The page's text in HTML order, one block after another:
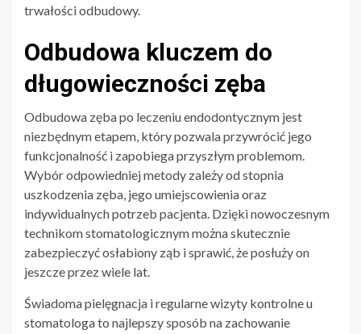
trwałości odbudowy.
Odbudowa kluczem do
długowieczności zęba
Odbudowa zęba po leczeniu endodontycznym jest
niezbędnym etapem, który pozwala przywrócić jego
funkcjonalność i zapobiega przyszłym problemom.
Wybór odpowiedniej metody zależy od stopnia
uszkodzenia zęba, jego umiejscowienia oraz
indywidualnych potrzeb pacjenta. Dzięki nowoczesnym
technikom stomatologicznym można skutecznie
zabezpieczyć osłabiony ząb i sprawić, że posłuży on
jeszcze przez wiele lat.
Świadoma pielęgnacja i regularne wizyty kontrolne u
stomatologa to najlepszy sposób na zachowanie